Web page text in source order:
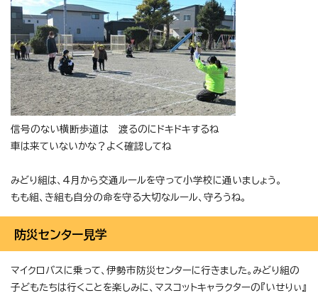
信号のない横断歩道は 渡るのにドキドキするね
車は来ていないかな？よく確認してね
みどり組は、4月から交通ルールを守って小学校に通いましょう。
もも組、き組も自分の命を守る大切なルール、守ろうね。
防災センター見学
マイクロバスに乗って、伊勢市防災センターに行きました。みどり組の
子どもたちは行くことを楽しみに、マスコットキャラクターの『いせりぃ』